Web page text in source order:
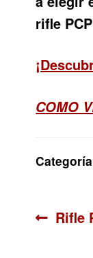
rifle
COMO
Rifle